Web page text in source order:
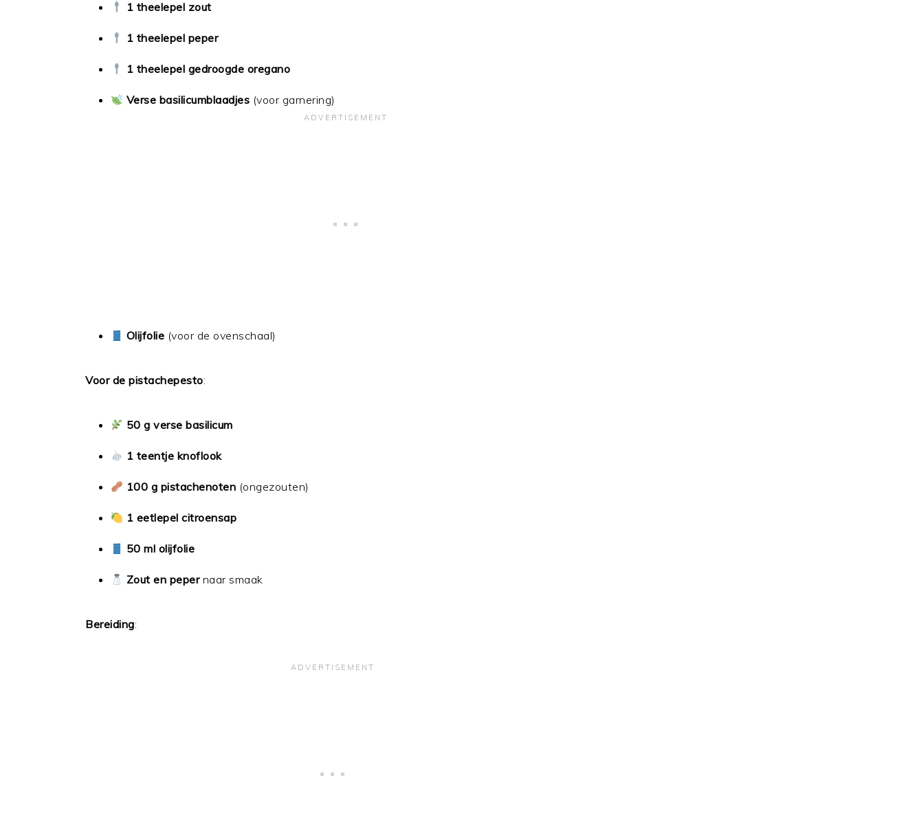
1 theelepel zout
1 theelepel peper
1 theelepel gedroogde oregano
Verse basilicumblaadjes (voor garnering)
Olijfolie (voor de ovenschaal)
Voor de pistachepesto:
50 g verse basilicum
1 teentje knoflook
100 g pistachenoten (ongezouten)
1 eetlepel citroensap
50 ml olijfolie
Zout en pepernaar smaak
Bereiding: